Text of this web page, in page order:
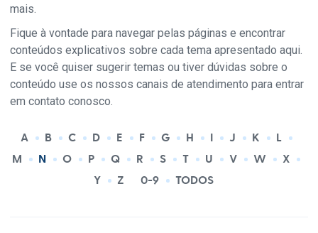
mais.
Fique à vontade para navegar pelas páginas e encontrar
conteúdos explicativos sobre cada tema apresentado aqui.
E se você quiser sugerir temas ou tiver dúvidas sobre o
conteúdo use os nossos canais de atendimento para entrar
em contato conosco.
A B C D E F G H I J K
L
M
N O P Q R S T U V W
X
Y
Z 0-9 TODOS